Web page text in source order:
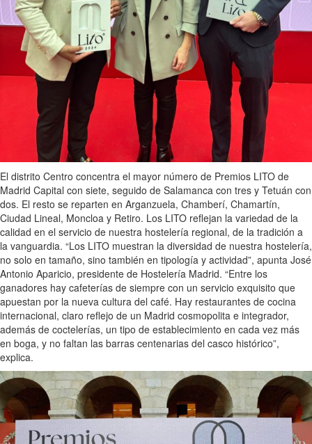
El distrito Centro concentra el mayor número de Premios LITO de
Madrid Capital con siete, seguido de Salamanca con tres y Tetuán con
dos. El resto se reparten en Arganzuela, Chamberí, Chamartín,
Ciudad Lineal, Moncloa y Retiro. Los LITO reflejan la variedad de la
calidad en el servicio de nuestra hostelería regional, de la tradición a
la vanguardia. “Los LITO muestran la diversidad de nuestra hostelería,
no solo en tamaño, sino también en tipología y actividad”, apunta José
Antonio Aparicio, presidente de Hostelería Madrid. “Entre los
ganadores hay cafeterías de siempre con un servicio exquisito que
apuestan por la nueva cultura del café. Hay restaurantes de cocina
internacional, claro reflejo de un Madrid cosmopolita e integrador,
además de coctelerías, un tipo de establecimiento en cada vez más
en boga, y no faltan las barras centenarias del casco histórico”,
explica.